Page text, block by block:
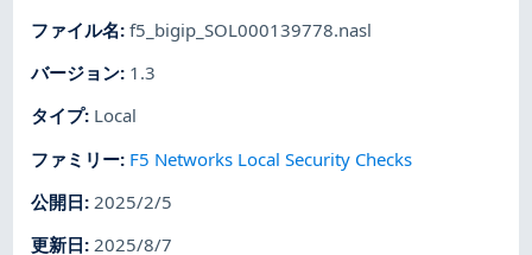
ファイル名:f5_bigip_SOL000139778.nasl
バージョン: 1.3
タイプ: Local
ファミリー: F5 Networks Local Security Checks
公開日:2025/2/5
更新日:2025/8/7